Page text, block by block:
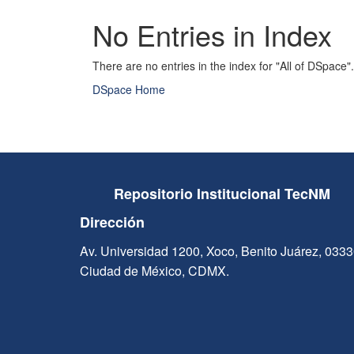
No Entries in Index
There are no entries in the index for "All of DSpace".
DSpace Home
Repositorio Institucional TecNM
Dirección
Av. Universidad 1200, Xoco, Benito Juárez,
Ciudad de México, CDMX.